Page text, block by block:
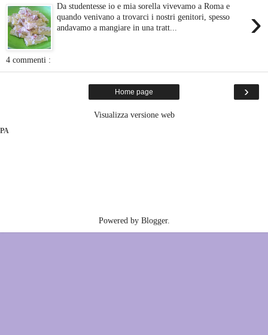
›
Da studentesse io e mia sorella vivevamo a Roma e
quando venivano a trovarci i nostri genitori, spesso
andavamo a mangiare in una tratt...
4 commenti :
›
Home page
Visualizza versione web
PA
Powered by Blogger.